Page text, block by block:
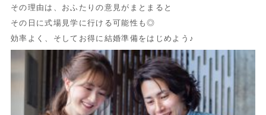
その理由は、おふたりの意見がまとまると
その日に式場見学に行ける可能性も◎
効率よく、そしてお得に結婚準備をはじめよう♪